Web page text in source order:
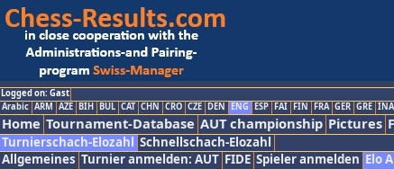
Logged on: Gast
Arabic ARM AZE BIH BUL CAT CHN CRO CZE DEN ENG ESP FAI FIN FRA GER GRE INA
Home Tournament-Database AUT championship Pictures
Turnierschach-Elozahl Schnellschach-Elozahl
Allgemeines Turnier anmelden: AUT FIDE Spieler anmelden Elo